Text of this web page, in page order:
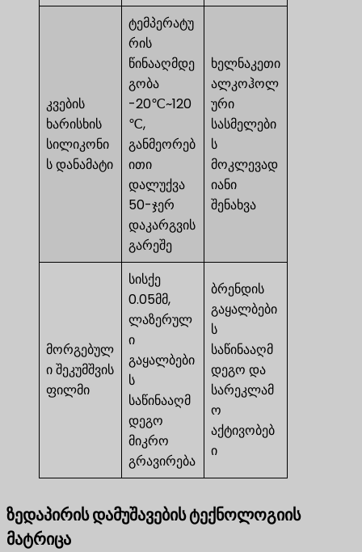
კვების
ხარისხის
სილიკონი
ს დანამატი
ტემპერატუ
რის
წინააღმდე
გობა
-20℃~120
℃,
განმეორებ
ითი
დალუქვა
50-ჯერ
დაკარგვის
გარეშე
ხელნაკეთი
ალკოჰოლ
ური
სასმელები
ს
მოკლევად
იანი
შენახვა
მორგებულ
ი შეკუმშვის
ფილმი
სისქე
0.05მმ,
ლაზერულ
ი
გაყალბები
ს
საწინააღმ
დეგო
მიკრო
გრავირება
ბრენდის
გაყალბები
ს
საწინააღმ
დეგო და
სარეკლამ
ო
აქტივობებ
ი
ზედაპირის დამუშავების ტექნოლოგიის
მატრიცა